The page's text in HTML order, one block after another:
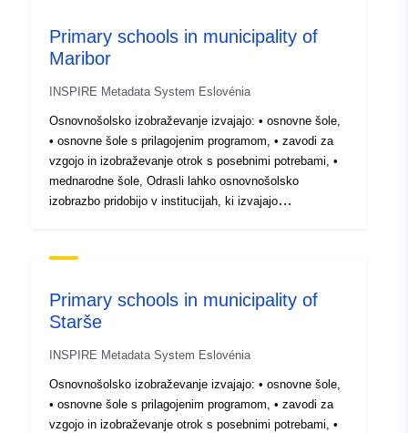
Origem: Ni poznano.
Identificadores:
SI.OB_108.OS/d3bfc0dc-
af0a-11eb-8529-
0242ac130003
uriRef:
http://data.europa.eu/88u/dataset/
c90d-48ed-a120-1906ce1ef342
Primary schools in municipality of
Maribor
INSPIRE Metadata System Eslovénia
Osnovnošolsko izobraževanje izvajajo: • osnovne šole,
• osnovne šole s prilagojenim programom, • zavodi za
vzgojo in izobraževanje otrok s posebnimi potrebami, •
mednarodne šole, Odrasli lahko osnovnošolsko
izobrazbo pridobijo v institucijah, ki izvajajo
oblike osnovnošolskega izobraževanja.
Primary schools in municipality of
Starše
INSPIRE Metadata System Eslovénia
Osnovnošolsko izobraževanje izvajajo: • osnovne šole,
• osnovne šole s prilagojenim programom, • zavodi za
vzgojo in izobraževanje otrok s posebnimi potrebami, •